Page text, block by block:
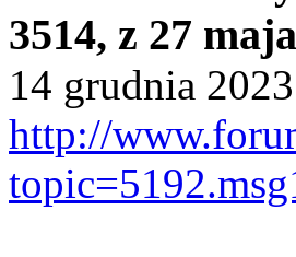
3514, z 27
14 grudnia
http://